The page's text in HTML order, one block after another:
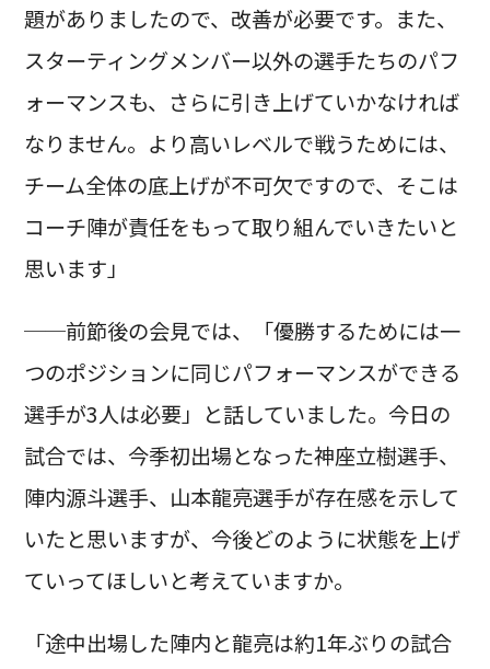
題がありましたので、改善が必要です。また、
スターティングメンバー以外の選手たちのパフ
ォーマンスも、さらに引き上げていかなければ
なりません。より高いレベルで戦うためには、
チーム全体の底上げが不可欠ですので、そこは
コーチ陣が責任をもって取り組んでいきたいと
思います」
──前節後の会見では、「優勝するためには一
つのポジションに同じパフォーマンスができる
選手が3人は必要」と話していました。今日の
試合では、今季初出場となった神座立樹選手、
陣内源斗選手、山本龍亮選手が存在感を示して
いたと思いますが、今後どのように状態を上げ
ていってほしいと考えていますか。
「途中出場した陣内と龍亮は約1年ぶりの試合